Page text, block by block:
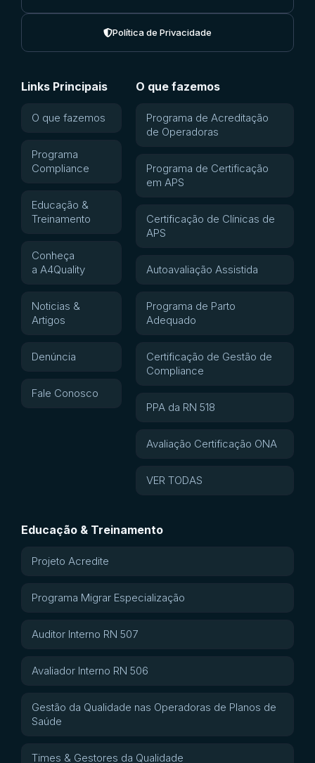
Política de Privacidade
Links Principais
O que fazemos
Programa
Compliance
Educação &
Treinamento
Conheça
a A4Quality
Noticias &
Artigos
Denúncia
Fale Conosco
O que fazemos
Programa de Acreditação
de Operadoras
Programa de Certificação
em APS
Certificação de Clínicas de
APS
Autoavaliação Assistida
Programa de Parto
Adequado
Certificação de Gestão de
Compliance
PPA da RN 518
Avaliação Certificação ONA
VER TODAS
Educação & Treinamento
Projeto Acredite
Programa Migrar Especialização
Auditor Interno RN 507
Avaliador Interno RN 506
Gestão da Qualidade nas Operadoras de Planos de
Saúde
Times & Gestores da Qualidade